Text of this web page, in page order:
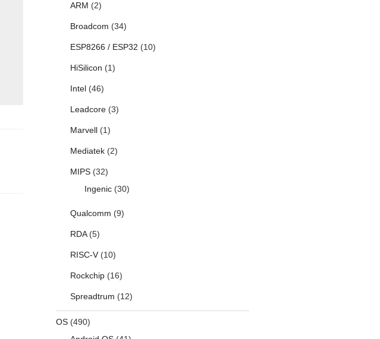
ARM (2)
Broadcom (34)
ESP8266 / ESP32 (10)
HiSilicon (1)
Intel(46)
Leadcore(3)
Marvell(1)
Mediatek(2)
MIPS(32)
Ingenic(30)
Qualcomm (9)
RDA(5)
RISC-V(10)
Rockchip(16)
Spreadtrum (12)
OS(490)